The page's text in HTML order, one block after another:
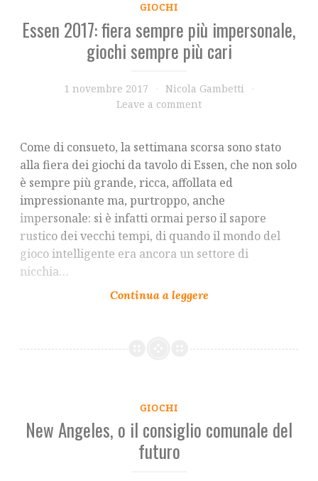
GIOCHI
Essen 2017: fiera sempre più impersonale,
giochi sempre più cari
1 novembre 2017
Nicola Gambetti
Leave a comment
Come di consueto, la settimana scorsa sono stato
alla fiera dei giochi da tavolo di Essen, che non solo
è sempre più grande, ricca, affollata ed
impressionante ma, purtroppo, anche
impersonale: si è infatti ormai perso il sapore
rustico dei vecchi tempi, di quando il mondo del
gioco intelligente era ancora un settore di
nicchia…
GIOCHI
New Angeles, o il consiglio comunale del
futuro